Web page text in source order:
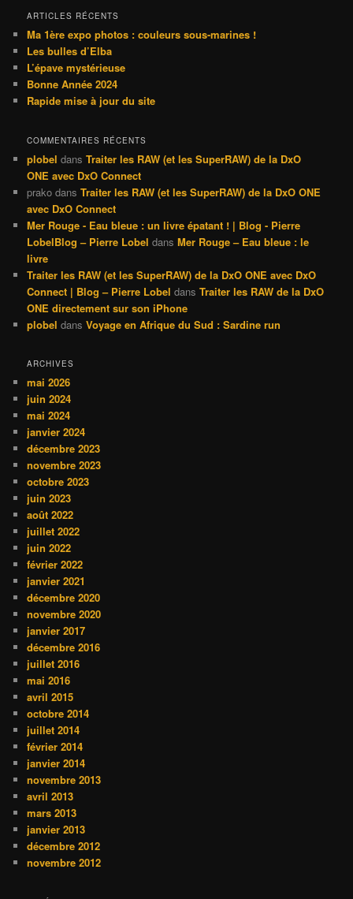
h
r
c
h
e
ARTICLES RÉCENTS
Ma 1ère expo photos : couleurs sous-marines !
Les bulles d’Elba
L’épave mystérieuse
Bonne Année 2024
Rapide mise à jour du site
COMMENTAIRES RÉCENTS
plobel dansTraiter les RAW (et les SuperRAW) de la DxO
ONE avec DxO Connect
prako dansTraiter les RAW (et les SuperRAW) de la DxO ONE
avec DxO Connect
Mer Rouge - Eau bleue : un livre épatant ! | Blog - Pierre
LobelBlog – Pierre Lobel dansMer Rouge – Eau bleue : le
livre
Traiter les RAW (et les SuperRAW) de la DxO ONE avec DxO
Connect | Blog – Pierre Lobel dansTraiter les RAW de la DxO
ONE directement sur son iPhone
plobel dansVoyage en Afrique du Sud : Sardine run
ARCHIVES
mai 2026
juin 2024
mai 2024
janvier 2024
décembre 2023
novembre 2023
octobre 2023
juin 2023
août 2022
juillet 2022
juin 2022
février 2022
janvier 2021
décembre 2020
novembre 2020
janvier 2017
décembre 2016
juillet 2016
mai 2016
avril 2015
octobre 2014
juillet 2014
février 2014
janvier 2014
novembre 2013
avril 2013
mars 2013
janvier 2013
décembre 2012
novembre 2012